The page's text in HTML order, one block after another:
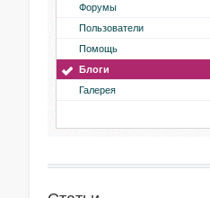
Форумы
Пользователи
Помощь
Блоги
Галерея